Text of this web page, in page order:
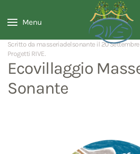
Menu
Scritto da masseriadelsonante il 20
Progetti RIVE.
Ecovillaggio
Sonante